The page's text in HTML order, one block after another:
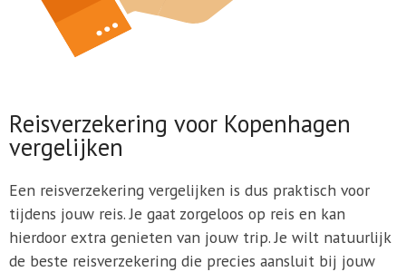
Reisverzekering voor Kopenhagen
vergelijken
Een reisverzekering vergelijken is dus praktisch voor
tijdens jouw reis. Je gaat zorgeloos op reis en kan
hierdoor extra genieten van jouw trip. Je wilt natuurlijk
de beste reisverzekering die precies aansluit bij jouw